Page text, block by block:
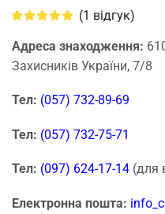
(1 відгук)
Адреса знаходження:
Захисників України, 7/8
Тел: (057) 732-89-69
Тел: (057) 732-75-71
Тел: (097) 624-17-14 (для
Електронна пошта: